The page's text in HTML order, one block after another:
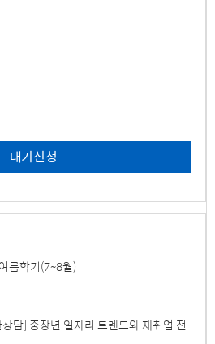
대기신청
름학기(7~8월)
담] 중장년 일자리 트렌드와 재취업 전